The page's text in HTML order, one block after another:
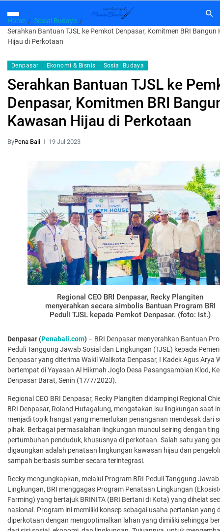
Home
Sosial Budaya
Serahkan Bantuan TJSL ke Pemkot Denpasar, Komitmen BRI Bangun
Hijau di Perkotaan
Denpasar Ekonomi & Bisnis Sosial Budaya
Serahkan Bantuan TJSL ke
Denpasar, Komitmen BRI
Kawasan Hijau di Perkotaan
ByPena Bali 19 Jul 2023
Regional CEO BRI Denpasar, Recky Plangiten
menyerahkan secara simbolis Bantuan Program BRI
Peduli TJSL kepada Pemkot Denpasar. (foto: ist.)
Denpasar (Penabali.com) – BRI Denpasar menyerahkan Bantuan
Peduli Tanggung Jawab Sosial dan Lingkungan (TJSL) kepada
Denpasar yang diterima Wakil Walikota Denpasar, I Kadek Agus Arya
bertempat di Yayasan Al Hikmah Joglo Desa Pasangsambian Klod,
Denpasar Barat, Senin (17/7/2023).
Regional CEO BRI Denpasar, Recky Plangiten didampingi Regional
BRI Denpasar, Roland Hutagalung, mengatakan isu lingkungan saat
menjadi topik hangat yang memerlukan penanganan mendesak dari
pihak. Berbagai permasalahan lingkungan muncul seiring dengan
pertumbuhan penduduk, khususnya di perkotaan. Salah satu yang
digaungkan adalah penataan lingkungan kawasan hijau dan
sampah berbasis sumber secara terintegrasi.
Recky mengungkapkan, melalui Program BRI Peduli Tanggung
Lingkungan, BRI menggagas Program Penataan Lingkungan
Farming) yang bertajuk BRINITA (BRI Bertani di Kota) yang dihelat
nasional. Program ini memiliki konsep sebagai usaha pertanian yang
diperkotaan dengan mengoptimalkan lahan yang dimiliki sehingga